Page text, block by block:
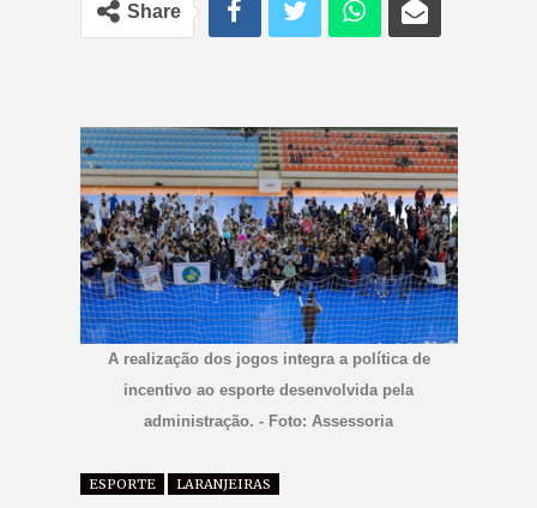
Share
A realização dos jogos integra a política de
incentivo ao esporte desenvolvida pela
administração. - Foto: Assessoria
ESPORTE LARANJEIRAS